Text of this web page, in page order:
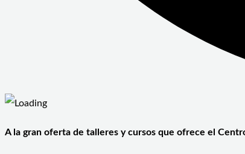
A la gran oferta de talleres y cursos que ofrece el